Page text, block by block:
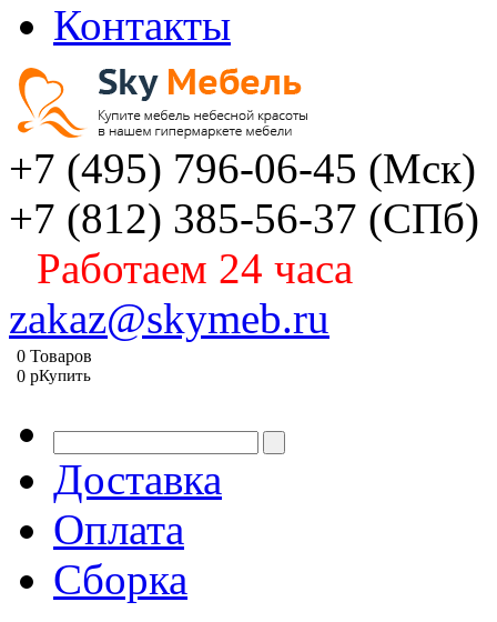
Контакты
+7 (495) 796-06-45 (Мск)
+7 (812) 385-56-37 (СПб)
Работаем 24 часа
zakaz@skymeb.ru
0 Товаров
0 pКупить
Доставка
Оплата
Сборка